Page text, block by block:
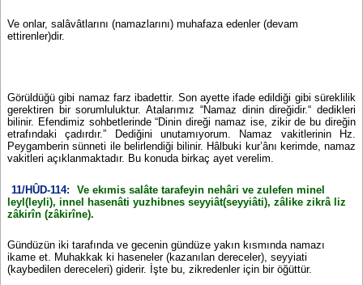
Ve onlar, salâvâtlarını (namazlarını) muhafaza edenler (devam
ettirenler)dir.
Görüldüğü gibi namaz farz ibadettir. Son ayette ifade edildiği gibi süreklilik
gerektiren bir sorumluluktur. Atalarımız “Namaz dinin direğidir.“ dedikleri
bilinir. Efendimiz sohbetlerinde “Dinin direği namaz ise, zikir de bu direğin
etrafındaki çadırdır.” Dediğini unutamıyorum. Namaz vakitlerinin Hz.
Peygamberin sünneti ile belirlendiği bilinir. Hâlbuki kur’ânı kerimde, namaz
vakitleri açıklanmaktadır. Bu konuda birkaç ayet verelim.
11/HÛD-114:
Ve ekımis salâte tarafeyin nehâri ve zulefen minel
leyl(leyli), innel hasenâti yuzhibnes seyyiât(seyyiâti), zâlike zikrâ liz
zâkirîn (zâkirîne).
Gündüzün iki tarafında ve gecenin gündüze yakın kısmında namazı
ikame et. Muhakkak ki haseneler (kazanılan dereceler), seyyiati
(kaybedilen dereceleri) giderir. İşte bu, zikredenler için bir öğüttür.